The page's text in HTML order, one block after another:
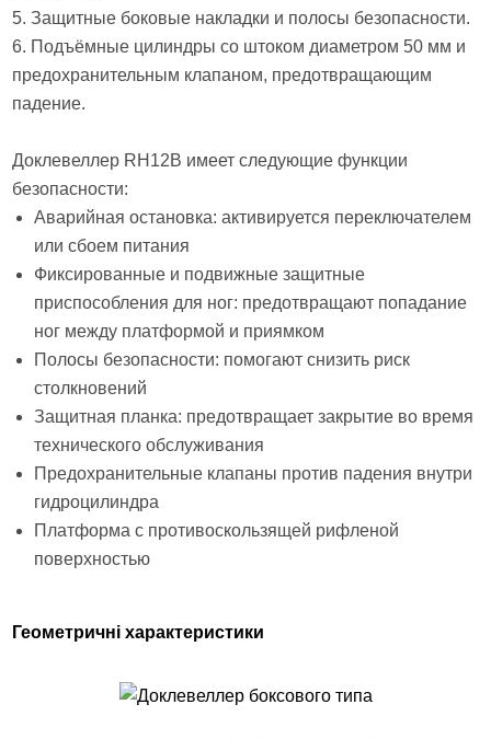
5. Защитные боковые накладки и полосы безопасности.
6. Подъёмные цилиндры со штоком диаметром 50 мм и
предохранительным клапаном, предотвращающим
падение.
Доклевеллер RH12B имеет следующие функции
безопасности:
Аварийная остановка: активируется переключателем
или сбоем питания
Фиксированные и подвижные защитные
приспособления для ног: предотвращают попадание
ног между платформой и приямком
Полосы безопасности: помогают снизить риск
столкновений
Защитная планка: предотвращает закрытие во время
технического обслуживания
Предохранительные клапаны против падения внутри
гидроцилиндра
Платформа с противоскользящей рифленой
поверхностью
Геометричні характеристики